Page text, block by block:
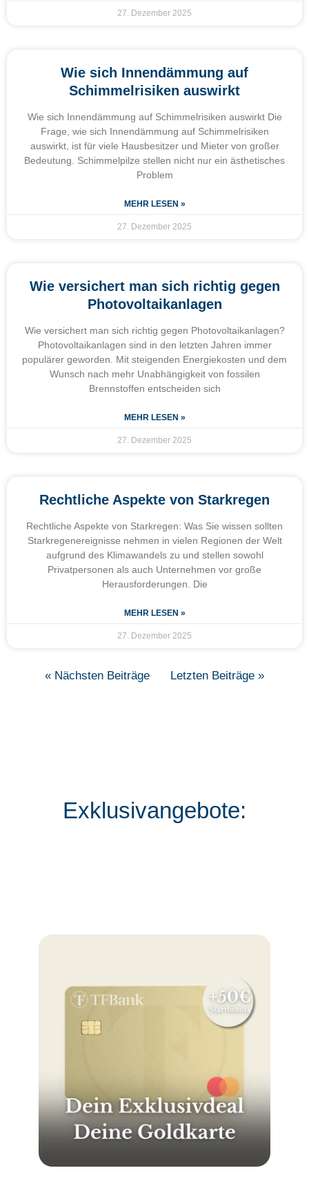
27. Dezember 2025
Wie sich Innendämmung auf
Schimmelrisiken auswirkt
Wie sich Innendämmung auf Schimmelrisiken auswirkt Die
Frage, wie sich Innendämmung auf Schimmelrisiken
auswirkt, ist für viele Hausbesitzer und Mieter von großer
Bedeutung. Schimmelpilze stellen nicht nur ein ästhetisches
Problem
MEHR LESEN »
27. Dezember 2025
Wie versichert man sich richtig gegen
Photovoltaikanlagen
Wie versichert man sich richtig gegen Photovoltaikanlagen?
Photovoltaikanlagen sind in den letzten Jahren immer
populärer geworden. Mit steigenden Energiekosten und dem
Wunsch nach mehr Unabhängigkeit von fossilen
Brennstoffen entscheiden sich
MEHR LESEN »
27. Dezember 2025
Rechtliche Aspekte von Starkregen
Rechtliche Aspekte von Starkregen: Was Sie wissen sollten
Starkregenereignisse nehmen in vielen Regionen der Welt
aufgrund des Klimawandels zu und stellen sowohl
Privatpersonen als auch Unternehmen vor große
Herausforderungen. Die
MEHR LESEN »
27. Dezember 2025
« Nächsten Beiträge Letzten Beiträge »
Exklusivangebote: